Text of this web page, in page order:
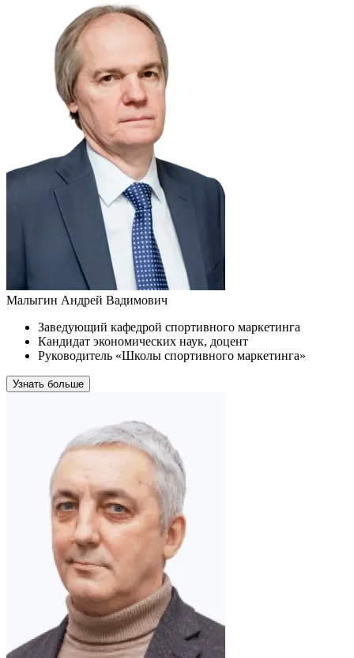
Малыгин Андрей Вадимович
Заведующий кафедрой спортивного маркетинга
Кандидат экономических наук, доцент
Руководитель «Школы спортивного маркетинга»
Узнать больше